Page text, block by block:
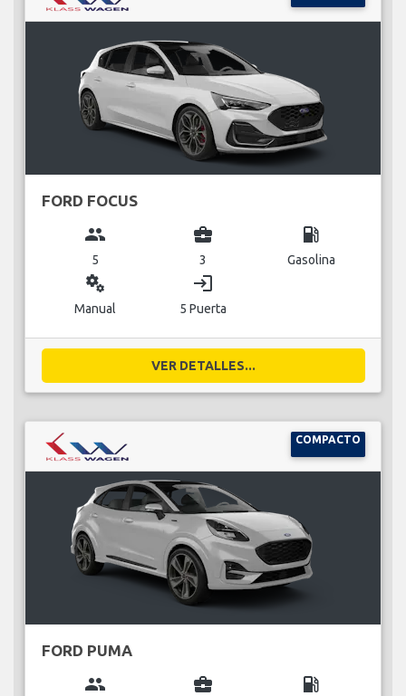
FORD FOCUS
group
5
business_center
3
local_gas_station
Gasolina
miscellaneous_services
Manual
login
5 Puerta
VER DETALLES...
COMPACTO
FORD PUMA
group business_center local_gas_station